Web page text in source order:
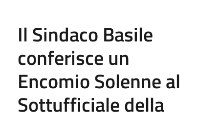
Il Sindaco Basile
conferisce un
Encomio Solenne al
Sottufficiale della